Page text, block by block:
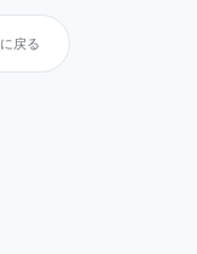
に戻る